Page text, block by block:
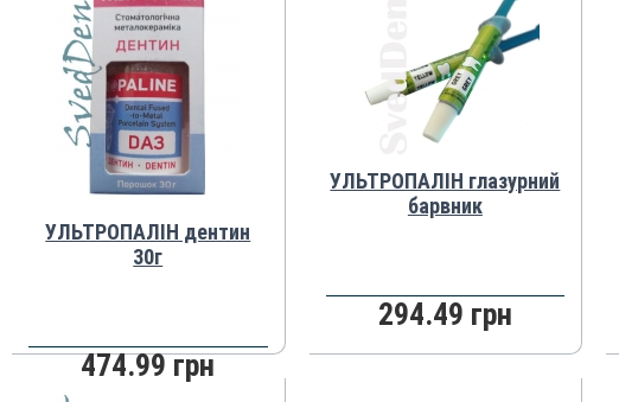
УЛЬТРОПАЛІН дентин
30г
474.99 грн
УЛЬТРОПАЛІН глазурний
барвник
294.49 грн